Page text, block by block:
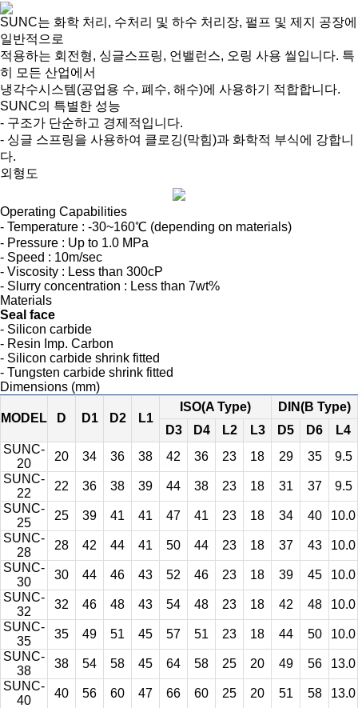
SUNC는 화학 처리, 수처리 및 하수 처리장, 펄프 및 제지 공장에
일반적으로
적용하는 회전형, 싱글스프링, 언밸런스, 오링 사용 씰입니다. 특
히 모든 산업에서
냉각수시스템(공업용 수, 폐수, 해수)에 사용하기 적합합니다.
SUNC의 특별한 성능
- 구조가 단순하고 경제적입니다.
- 싱글 스프링을 사용하여 클로깅(막힘)과 화학적 부식에 강합니
다.
외형도
Operating Capabilities
- Temperature : -30~160℃ (depending on materials)
- Pressure : Up to 1.0 MPa
- Speed : 10m/sec
- Viscosity : Less than 300cP
- Slurry concentration : Less than 7wt%
Materials
Seal face
- Silicon carbide
- Resin Imp. Carbon
- Silicon carbide shrink fitted
- Tungsten carbide shrink fitted
Dimensions (mm)
MODEL D D1 D2 L1
ISO(A Type)
DIN(B Type)
D3
D4 L2 L3 D5 D6
L4
SUNC-
20
20 34 36 38 42 36 23 18 29 35
9.5
SUNC-
22
22 36 38 39 44 38 23 18 31 37
9.5
SUNC-
25
25 39 41 41 47 41 23 18 34 40
10.0
SUNC-
28
28 42 44 41 50 44 23 18 37 43
10.0
SUNC-
30
30 44 46 43 52 46 23 18 39 45
10.0
SUNC-
32
32 46 48 43 54 48 23 18 42 48
10.0
SUNC-
35
35 49 51 45 57 51 23 18 44 50
10.0
SUNC-
38
38 54 58 45 64 58 25 20 49 56
13.0
SUNC-
40
40 56 60 47 66 60 25 20 51 58
13.0